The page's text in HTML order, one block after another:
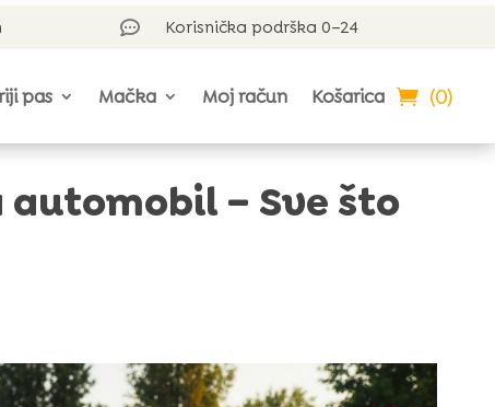
 Korisnička podrška 0–24
pas Mačka Moj račun Košarica (0)
– Sve što